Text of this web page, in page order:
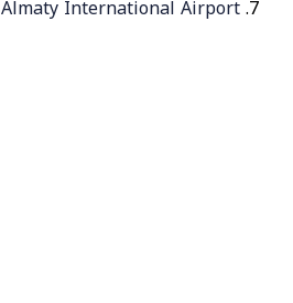
Almaty International Airport